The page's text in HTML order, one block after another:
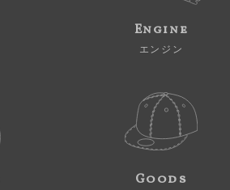
Engine
エンジン
Goods